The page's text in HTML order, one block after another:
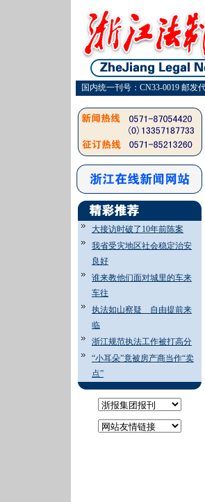
国内统一刊号：CN33-0019 邮发
大接访时破了10年前陈案
我省受灾地区社会稳定治安
良好
谁来教他们面对城里的车来
车往
执法如山察疑 自由提前来
临
浙江规范执法工作被打高分
“小耳朵”竟被房产商当作“卖
点”